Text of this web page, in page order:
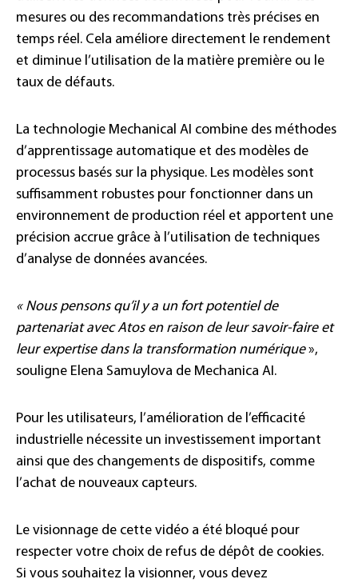
mesures ou des recommandations très précises en
temps réel. Cela améliore directement le rendement
et diminue l’utilisation de la matière première ou le
taux de défauts.
La technologie Mechanical AI combine des méthodes
d’apprentissage automatique et des modèles de
processus basés sur la physique. Les modèles sont
suffisamment robustes pour fonctionner dans un
environnement de production réel et apportent une
précision accrue grâce à l’utilisation de techniques
d’analyse de données avancées.
« Nous pensons qu’il y a un fort potentiel de
partenariat avec Atos en raison de leur savoir-faire et
leur expertise dans la transformation numérique»,
souligne Elena Samuylova de Mechanica AI.
Pour les utilisateurs, l’amélioration de l’efficacité
industrielle nécessite un investissement important
ainsi que des changements de dispositifs, comme
l’achat de nouveaux capteurs.
Le visionnage de cette vidéo a été bloqué pour
respecter votre choix de refus de dépôt de cookies.
Si vous souhaitez la visionner, vous devez